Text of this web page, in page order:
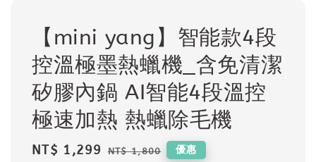
【mini yang】智能款4段
控溫極墨熱蠟機_含免清潔
矽膠內鍋 AI智能4段溫控
極速加熱 熱蠟除毛機
Sale
NT$ 1,299 Regular
NT$ 1,800 優惠